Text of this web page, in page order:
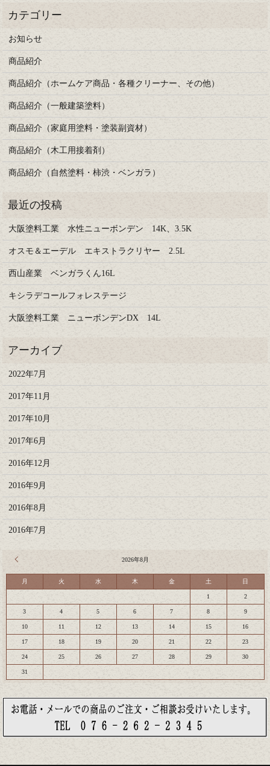
お知らせ
商品紹介
商品紹介（ホームケア商品・各種クリーナー、その他）
商品紹介（一般建築塗料）
商品紹介（家庭用塗料・塗装副資材）
商品紹介（木工用接着剤）
商品紹介（自然塗料・柿渋・ベンガラ）
大阪塗料工業 水性ニューボンデン 14K、3.5K
オスモ＆エーデル エキストラクリヤー 2.5L
西山産業 ベンガラくん16L
キシラデコールフォレステージ
大阪塗料工業 ニューボンデンDX 14L
2022年7月
2017年11月
2017年10月
2017年6月
2016年12月
2016年9月
2016年8月
2016年7月
2026年8月
月 火 水 木 金 土 日
1 2
3 4 5 6 7 8 9
10 11 12 13 14 15 16
17 18 19 20 21 22 23
24 25 26 27 28 29 30
31